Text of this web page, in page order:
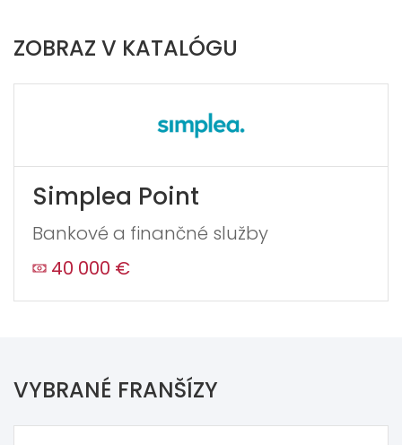
ZOBRAZ V KATALÓGU
Simplea Point
Bankové a finančné služby
40 000 €
VYBRANÉ FRANŠÍZY